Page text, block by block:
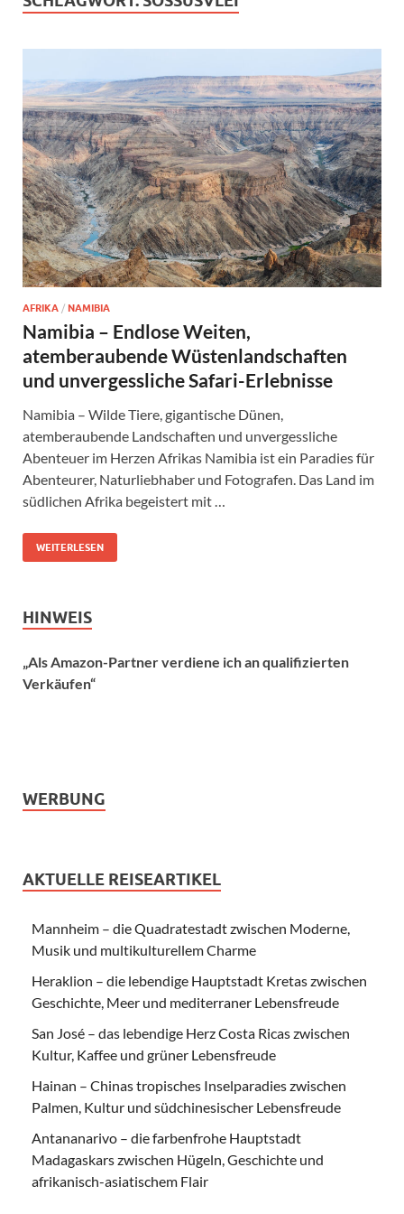
AFRIKA / NAMIBIA
Namibia – Endlose Weiten,
atemberaubende Wüstenlandschaften
und unvergessliche Safari-Erlebnisse
Namibia – Wilde Tiere, gigantische Dünen,
atemberaubende Landschaften und unvergessliche
Abenteuer im Herzen Afrikas Namibia ist ein Paradies für
Abenteurer, Naturliebhaber und Fotografen. Das Land im
südlichen Afrika begeistert mit …
WEITERLESEN
HINWEIS
„Als Amazon-Partner verdiene ich an qualifizierten
Verkäufen“
WERBUNG
AKTUELLE REISEARTIKEL
Mannheim – die Quadratestadt zwischen Moderne,
Musik und multikulturellem Charme
Heraklion – die lebendige Hauptstadt Kretas zwischen
Geschichte, Meer und mediterraner Lebensfreude
San José – das lebendige Herz Costa Ricas zwischen
Kultur, Kaffee und grüner Lebensfreude
Hainan – Chinas tropisches Inselparadies zwischen
Palmen, Kultur und südchinesischer Lebensfreude
Antananarivo – die farbenfrohe Hauptstadt
Madagaskars zwischen Hügeln, Geschichte und
afrikanisch-asiatischem Flair